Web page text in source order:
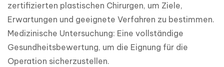
zertifizierten plastischen Chirurgen, um Ziele,
Erwartungen und geeignete Verfahren zu bestimmen.
Medizinische Untersuchung: Eine vollständige
Gesundheitsbewertung, um die Eignung für die
Operation sicherzustellen.